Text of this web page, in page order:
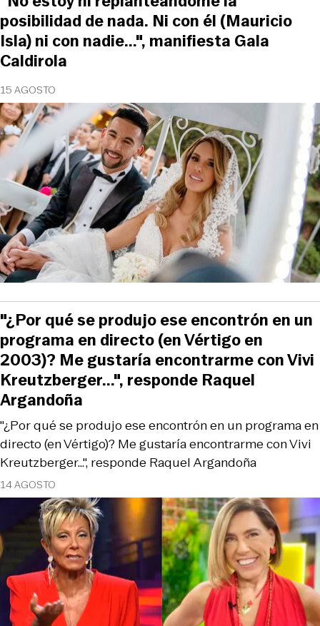
15 AGOSTO
posibilidad de nada. Ni con él (Mauricio
Isla) ni con nadie...", manifiesta Gala
Caldirola
14 AGOSTO
"¿Por qué se produjo ese encontrón en un programa en
directo (en Vértigo)? Me gustaría encontrarme con Vivi
Kreutzberger...", responde Raquel Argandoña
"¿Por qué se produjo ese encontrón en un
programa en directo (en Vértigo en
2003)? Me gustaría encontrarme con Vivi
Kreutzberger...", responde Raquel
Argandoña